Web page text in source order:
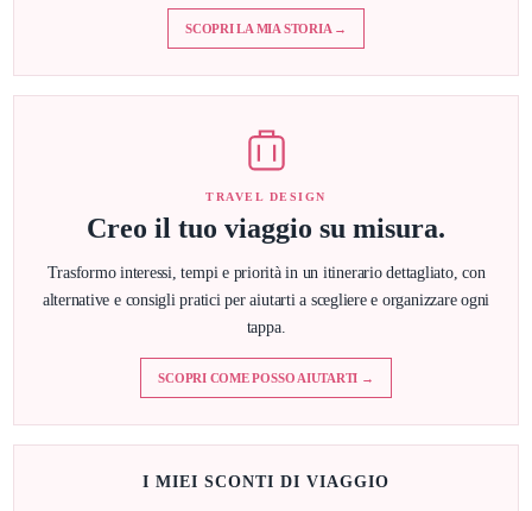
SCOPRI LA MIA STORIA →
TRAVEL DESIGN
Creo il tuo viaggio su misura.
Trasformo interessi, tempi e priorità in un itinerario dettagliato, con
alternative e consigli pratici per aiutarti a scegliere e organizzare ogni
tappa.
SCOPRI COME POSSO AIUTARTI →
I MIEI SCONTI DI VIAGGIO